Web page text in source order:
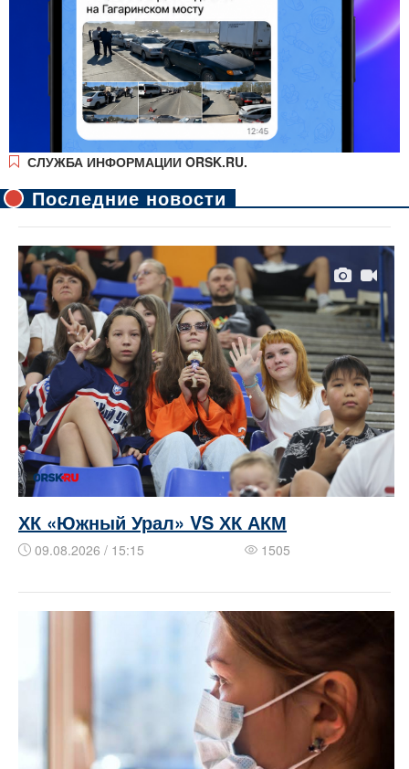
СЛУЖБА ИНФОРМАЦИИ ORSK.RU.
Последние новости
ХК «Южный Урал» VS ХК АКМ
09.08.2026 / 15:15 1505